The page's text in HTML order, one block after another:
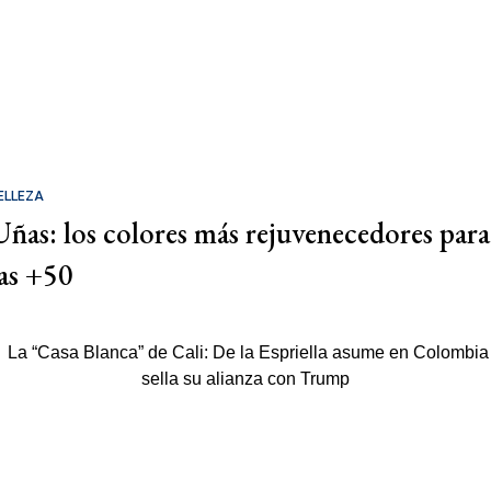
los colores más rejuvenecedores para
+50